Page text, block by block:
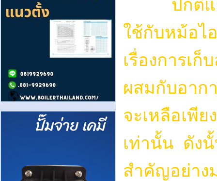
ปกติแก๊ส
ใช้กับหม้อไ
เรื่องการเ
ผสมกับอาก
จะเหลือเพี
เท่านั้น ดัง
สำคัญอย่าง